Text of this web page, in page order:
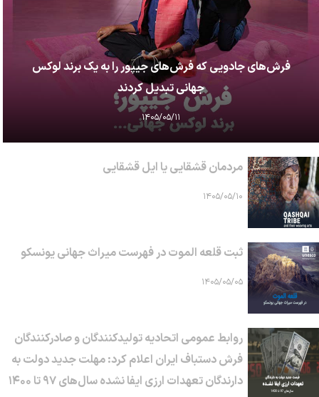
فرش‌های جادویی که فرش‌های جیپور را به یک برند لوکس
جهانی تبدیل کردند
۱۴۰۵/۰۵/۱۱
مردمان قشقایی یا ایل قشقایی
۱۴۰۵/۰۵/۱۰
ثبت قلعه الموت در فهرست میراث جهانی یونسکو
۱۴۰۵/۰۵/۰۵
روابط عمومی اتحادیه تولیدکنندگان و صادرکنندگان
فرش دستباف ایران اعلام کرد: مهلت جدید دولت به
دارندگان تعهدات ارزی ایفا نشده سال‌های ۹۷ تا ۱۴۰۰